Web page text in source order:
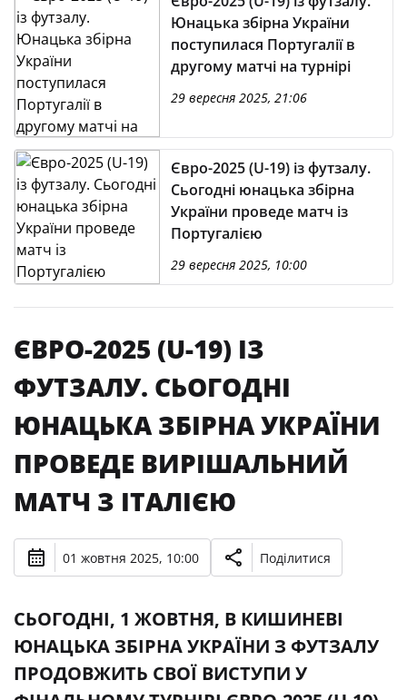
Юнацька збірна України
поступилася Португалії в
другому матчі на турнірі
29 вересня 2025, 21:06
Євро-2025 (U-19) із футзалу.
Сьогодні юнацька збірна
України проведе матч із
Португалією
29 вересня 2025, 10:00
ЄВРО-2025 (U-19) ІЗ
ФУТЗАЛУ. СЬОГОДНІ
ЮНАЦЬКА ЗБІРНА УКРАЇНИ
ПРОВЕДЕ ВИРІШАЛЬНИЙ
МАТЧ З ІТАЛІЄЮ
01 жовтня 2025, 10:00 Поділитися
CЬОГОДНІ, 1 ЖОВТНЯ, В КИШИНЕВІ
ЮНАЦЬКА ЗБІРНА УКРАЇНИ З ФУТЗАЛУ
ПРОДОВЖИТЬ СВОЇ ВИСТУПИ У